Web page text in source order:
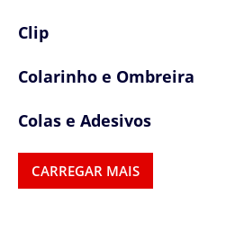
Clip
Colarinho e Ombreira
Colas e Adesivos
Colchetes
CARREGAR MAIS